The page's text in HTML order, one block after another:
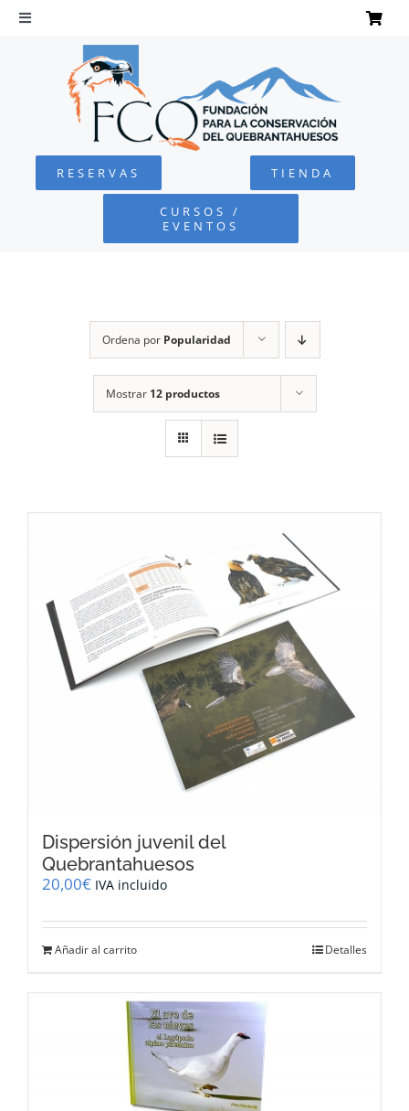
Saltar
Toggle
Navigation
QUEBRANTAHUESOS
FUNDACIÓN
CARRITO
RESERVAS TIENDA
CURSOS /
EVENTOS
Ordena por Popularidad
Mostrar 12 productos
Dispersión juvenil del
Quebrantahuesos
20,00€ IVA incluido
Añadir al carrito Detalles